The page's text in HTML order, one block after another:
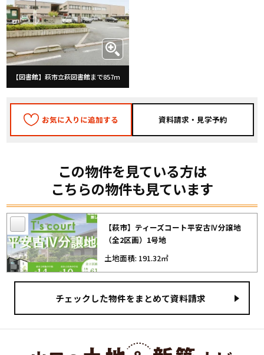
【図書館】萩市立萩図書館まで857m
お気に入りに追加する
この物件を見ている方は
こちらの物件も見ています
【萩市】ティーズコート平安古Ⅳ分譲地
（全2区画）1号地
土地面積: 191.32㎡